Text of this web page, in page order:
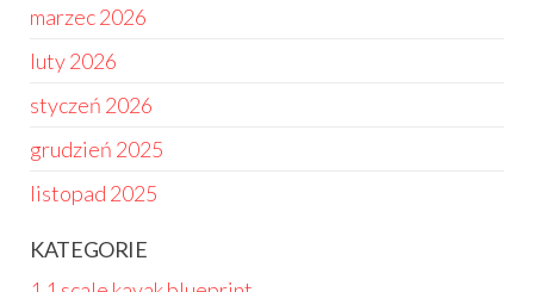
marzec 2026
luty 2026
styczeń 2026
grudzień 2025
listopad 2025
KATEGORIE